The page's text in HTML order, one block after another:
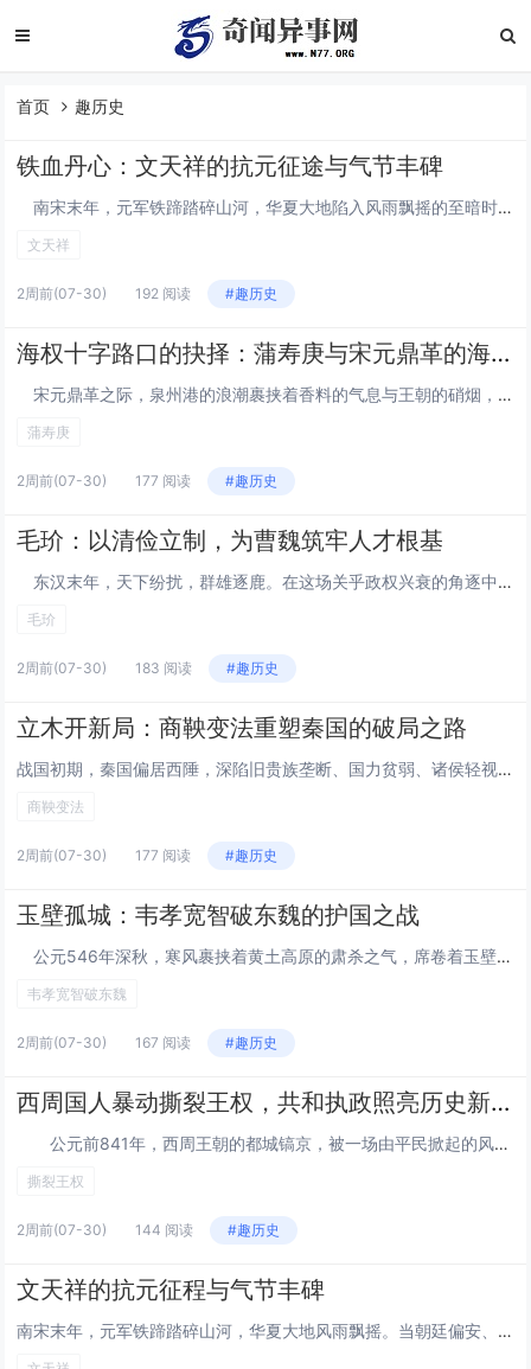
首页 趣历史
铁血丹心：文天祥的抗元征途与气节丰碑
南宋末年，元军铁蹄踏碎山河，华夏大地陷入风雨飘摇的至暗时刻。当朝廷偏安一隅、投降派充斥朝堂，文天祥以一介书生挺身而出，变卖家产募兵勤王，奔走各地联络义军，用热血践行保家卫国的誓言；兵败被俘后，他面对威逼利诱岿然不动，以生命坚守民族气节，在...
文天祥
2周前(07-30) 192 阅读 #趣历史
海权十字路口的抉择：蒲寿庚与宋元鼎革的海贸博弈
宋元鼎革之际，泉州港的浪潮裹挟着香料的气息与王朝的硝烟，成为东西方贸易与权力交锋的核心舞台。阿拉伯海商后裔蒲寿庚，凭借对南洋通商要道的绝对掌控，在王朝更迭的漩涡中，以利益为秤、以局势为尺，做出了影响历史走向的关键抉择，成为宋元海贸史上极具...
蒲寿庚
2周前(07-30) 177 阅读 #趣历史
毛玠：以清俭立制，为曹魏筑牢人才根基
东汉末年，天下纷扰，群雄逐鹿。在这场关乎政权兴衰的角逐中，曹魏势力能从乱世中崛起，不仅得益于曹操的雄才大略，更离不开一批能臣的鼎力辅佐。其中，谋士毛玠以“清廉节俭”为纲，不仅扭转了当时奢靡浮华的官场风气，更凭借精准的识人之术，为曹魏选拔出...
毛玠
2周前(07-30) 183 阅读 #趣历史
立木开新局：商鞅变法重塑秦国的破局之路
战国初期，秦国偏居西陲，深陷旧贵族垄断、国力贫弱、诸侯轻视的困境，变革成为挽救国运的唯一出路。商鞅应秦孝公求贤之邀入秦，以“徙木立信”打破官民信任坚冰，再以系统性变法重构国家秩序，用十年时间将积弱之秦锻造成虎踞中原的强国，彻底改写了秦国命运...
商鞅变法
2周前(07-30) 177 阅读 #趣历史
玉壁孤城：韦孝宽智破东魏的护国之战
公元546年深秋，寒风裹挟着黄土高原的肃杀之气，席卷着玉壁古城的每一寸城墙。城下，东魏丞相高欢亲率十万大军，营帐连绵如黑云压境；城上，西魏守将韦孝宽仅率不足七千守军，却目光如炬，稳坐城楼。这场关乎两国国运的攻防对决，最终以韦孝宽的完胜载入...
韦孝宽智破东魏
2周前(07-30) 167 阅读 #趣历史
西周国人暴动撕裂王权，共和执政照亮历史新程
公元前841年，西周王朝的都城镐京，被一场由平民掀起的风暴席卷。这场史称“国人暴动”的抗争，不仅将周厉王逐出王宫，更彻底撼动了周天子不可撼动的权威，催生了中国历史上首个共和执政的政权。这场以平民为主体的抗争，打破了“君权神授”的神话，用...
撕裂王权
2周前(07-30) 144 阅读 #趣历史
文天祥的抗元征程与气节丰碑
南宋末年，元军铁蹄踏碎山河，华夏大地风雨飘摇。当朝廷偏安、投降派充斥朝堂，文天祥以一介书生挺身而出，从散尽家财募兵勤王，到奔走各地联络义军，再到兵败被俘后坚守气节，用生命书写了一曲气壮山河的忠烈长歌，成为中华民族精神谱系中不朽的丰碑。危局奋...